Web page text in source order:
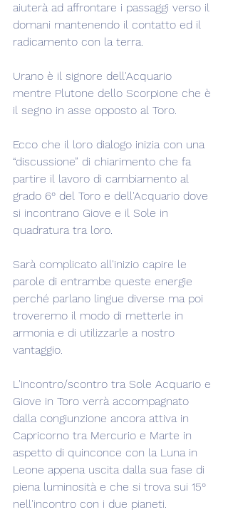
aiuterà ad affrontare i passaggi verso il
domani mantenendo il contatto ed il
radicamento con la terra.
Urano è il signore dell'Acquario
mentre Plutone dello Scorpione che è
il segno in asse opposto al Toro.
Ecco che il loro dialogo inizia con una
“discussione” di chiarimento che fa
partire il lavoro di cambiamento al
grado 6° del Toro e dell'Acquario dove
si incontrano Giove e il Sole in
quadratura tra loro.
Sarà complicato all'inizio capire le
parole di entrambe queste energie
perché parlano lingue diverse ma poi
troveremo il modo di metterle in
armonia e di utilizzarle a nostro
vantaggio.
L'incontro/scontro tra Sole Acquario e
Giove in Toro verrà accompagnato
dalla congiunzione ancora attiva in
Capricorno tra Mercurio e Marte in
aspetto di quinconce con la Luna in
Leone appena uscita dalla sua fase di
piena luminosità e che si trova sui 15°
nell'incontro con i due pianeti.